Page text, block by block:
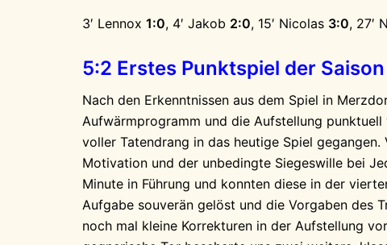
3′ Lennox 1:0, 4′ Jakob 2:0, 15′ Nicolas 3:0, 27′
5:2 Erstes Punktspiel der
Nach den Erkenntnissen aus dem Spiel in
Aufwärmprogramm und die Aufstellung
voller Tatendrang in das heutige Spiel
Motivation und der unbedingte Siegeswille bei
Minute in Führung und konnten diese in der
Aufgabe souverän gelöst und die Vorgaben des
noch mal kleine Korrekturen in der Aufstellung